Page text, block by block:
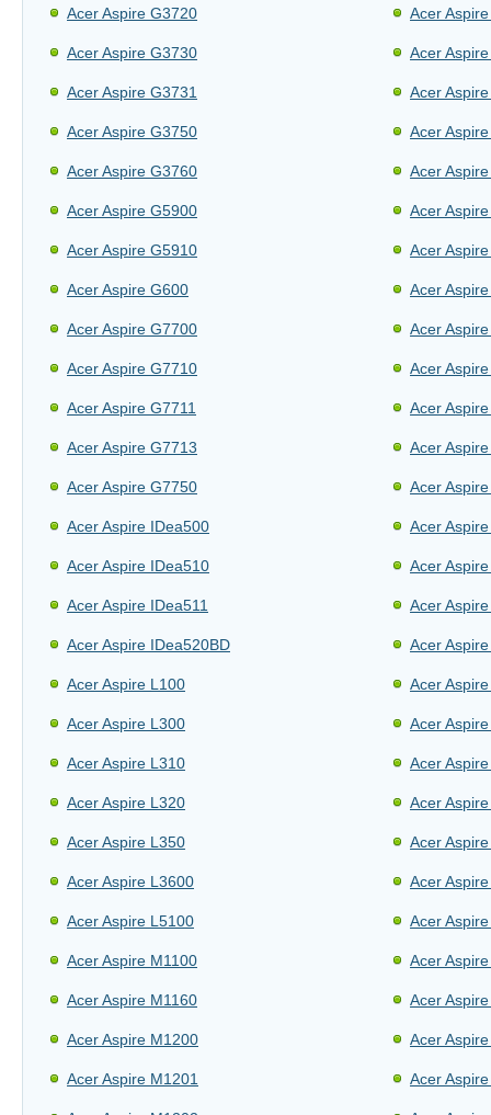
Acer Aspire G3720
Acer Aspire G3730
Acer Aspire G3731
Acer Aspire G3750
Acer Aspire G3760
Acer Aspire G5900
Acer Aspire G5910
Acer Aspire G600
Acer Aspire G7700
Acer Aspire G7710
Acer Aspire G7711
Acer Aspire G7713
Acer Aspire G7750
Acer Aspire IDea500
Acer Aspire IDea510
Acer Aspire IDea511
Acer Aspire IDea520BD
Acer Aspire L100
Acer Aspire L300
Acer Aspire L310
Acer Aspire L320
Acer Aspire L350
Acer Aspire L3600
Acer Aspire L5100
Acer Aspire M1100
Acer Aspire M1160
Acer Aspire M1200
Acer Aspire M1201
Acer
Acer
Acer
Acer
Acer
Acer
Acer
Acer
Acer
Acer
Acer
Acer
Acer
Acer
Acer
Acer
Acer
Acer
Acer
Acer
Acer
Acer
Acer
Acer
Acer
Acer
Acer
Acer